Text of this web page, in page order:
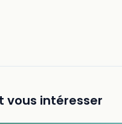
vous intéresser